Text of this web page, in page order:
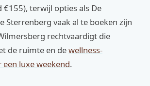
terwijl opties als De
Sterrenberg vaak al te boeken zijn
rechtvaardigt die
de ruimte en dewellness-
luxe weekend.